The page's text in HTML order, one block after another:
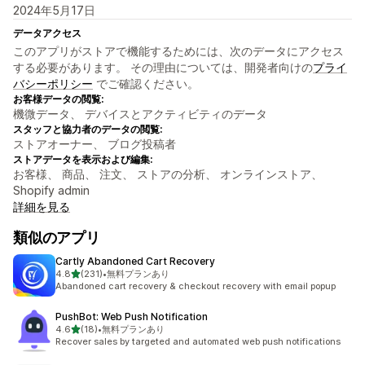
2024年5月17日
データアクセス
このアプリがストアで機能するためには、次のデータにアクセス
する必要があります。 その理由については、開発者向けのプライ
バシーポリシー でご確認ください。
お客様データの閲覧:
機微データ、 デバイスとアクティビティのデータ
スタッフと協力者のデータの閲覧:
ストアオーナー、 ブログ投稿者
ストアデータを表示および編集:
お客様、 商品、 注文、 ストアの分析、 オンラインストア、
Shopify admin
詳細を見る
類似のアプリ
Cartly Abandoned Cart Recovery
4.85つ星中
(231)
合計レビュー数：231件
•無料プランあり
Abandoned cart recovery & checkout recovery with email popup
PushBot: Web Push Notification
4.65つ星中
(18)
合計レビュー数：18件
•無料プランあり
Recover sales by targeted and automated web push notifications